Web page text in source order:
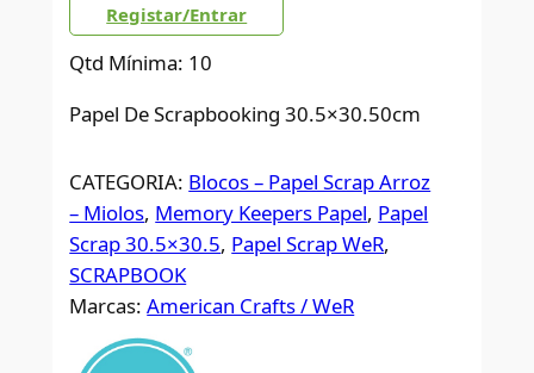
Registar/Entrar
Qtd Mínima: 10
Papel De Scrapbooking 30.5×30.50cm
CATEGORIA: Blocos – Papel Scrap Arroz
– Miolos, Memory Keepers Papel, Papel
Scrap 30.5×30.5, Papel Scrap WeR
SCRAPBOOK
Marcas:American Crafts / WeR